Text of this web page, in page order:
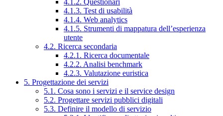
4.1.3. Test di usabilità
4.1.4. Web analytics
4.1.5. Strumenti di mappatura dell’esperienza
utente
4.2. Ricerca secondaria
4.2.1. Ricerca documentale
4.2.2. Analisi benchmark
4.2.3. Valutazione euristica
5. Progettazione dei servizi
5.1. Cosa sono i servizi e il service design
5.2. Progettare servizi pubblici digitali
5.3. Definire il modello di servizio